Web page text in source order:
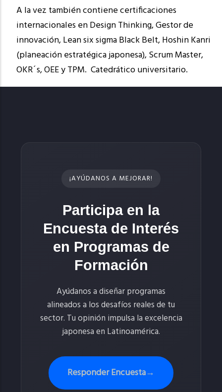
A la vez también contiene certificaciones
internacionales en Design Thinking, Gestor de
innovación, Lean six sigma Black Belt, Hoshin Kanri
(planeación estratégica japonesa), Scrum Master,
OKR´s, OEE y TPM. Catedrático universitario.
¡AYÚDANOS A MEJORAR!
Participa en la
Encuesta de Interés
en Programas de
Formación
Ayúdanos a diseñar programas
alineados a los desafíos reales de tu
sector. Tu opinión impulsa la excelencia
japonesa en Latinoamérica.
Responder Encuesta→